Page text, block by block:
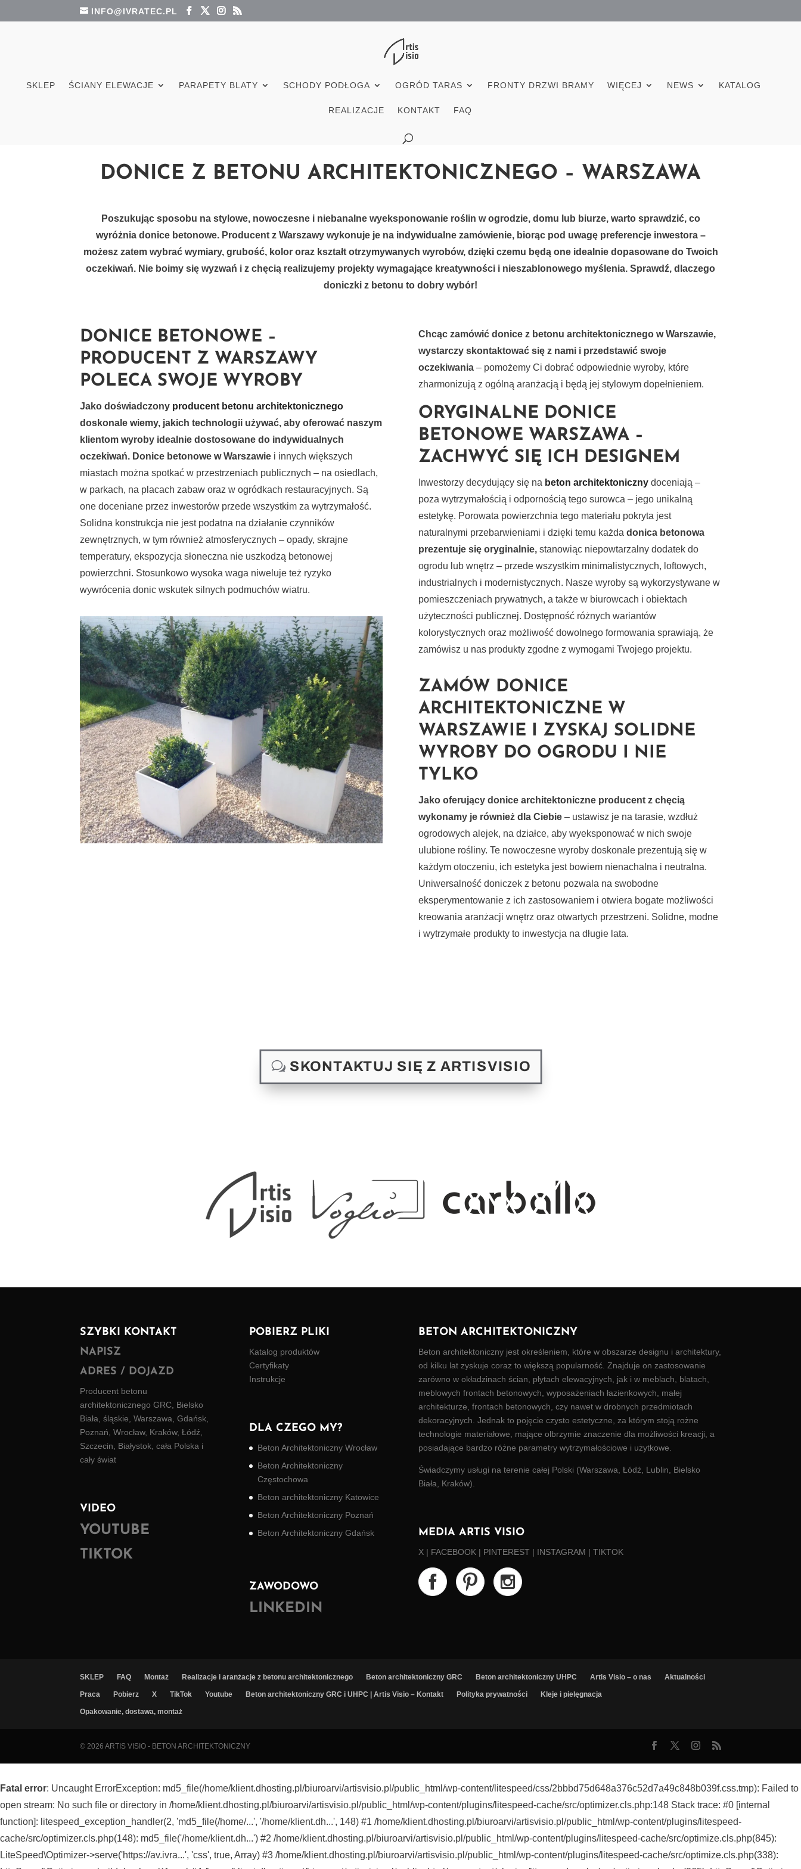
INFO@IVRATEC.PL
SKLEP ŚCIANY ELEWACJE PARAPETY BLATY SCHODY PODŁOGA OGRÓD TARAS FRONTY DRZWI BRAMY WIĘCEJ NEWS KATALOG
REALIZACJE KONTAKT FAQ
DONICE Z BETONU ARCHITEKTONICZNEGO – WARSZAWA
Poszukując sposobu na stylowe, nowoczesne i niebanalne wyeksponowanie roślin w ogrodzie, domu lub biurze, warto sprawdzić, co
wyróżnia donice betonowe. Producent z Warszawy wykonuje je na indywidualne zamówienie, biorąc pod uwagę preferencje inwestora –
możesz zatem wybrać wymiary, grubość, kolor oraz kształt otrzymywanych wyrobów, dzięki czemu będą one idealnie dopasowane do Twoich
oczekiwań. Nie boimy się wyzwań i z chęcią realizujemy projekty wymagające kreatywności i nieszablonowego myślenia. Sprawdź, dlaczego
doniczki z betonu to dobry wybór!
DONICE BETONOWE –
PRODUCENT Z WARSZAWY
POLECA SWOJE WYROBY
Jako doświadczony producent betonu architektonicznego
doskonale wiemy, jakich technologii używać, aby oferować naszym
klientom wyroby idealnie dostosowane do indywidualnych
oczekiwań. Donice betonowe w Warszawie i innych większych
miastach można spotkać w przestrzeniach publicznych – na osiedlach,
w parkach, na placach zabaw oraz w ogródkach restauracyjnych. Są
one doceniane przez inwestorów przede wszystkim za wytrzymałość.
Solidna konstrukcja nie jest podatna na działanie czynników
zewnętrznych, w tym również atmosferycznych – opady, skrajne
temperatury, ekspozycja słoneczna nie uszkodzą betonowej
powierzchni. Stosunkowo wysoka waga niweluje też ryzyko
wywrócenia donic wskutek silnych podmuchów wiatru.
Chcąc zamówić donice z betonu architektonicznego w Warszawie,
wystarczy skontaktować się z nami i przedstawić swoje
oczekiwania– pomożemy Ci dobrać odpowiednie wyroby, które
zharmonizują z ogólną aranżacją i będą jej stylowym dopełnieniem.
ORYGINALNE DONICE
BETONOWE WARSZAWA –
ZACHWYĆ SIĘ ICH DESIGNEM
Inwestorzy decydujący się na beton architektoniczny doceniają –
poza wytrzymałością i odpornością tego surowca – jego unikalną
estetykę. Porowata powierzchnia tego materiału pokryta jest
naturalnymi przebarwieniami i dzięki temu każda donica betonowa
prezentuje się oryginalnie,stanowiąc niepowtarzalny dodatek do
ogrodu lub wnętrz – przede wszystkim minimalistycznych, loftowych,
industrialnych i modernistycznych. Nasze wyroby są wykorzystywane w
pomieszczeniach prywatnych, a także w biurowcach i obiektach
użyteczności publicznej. Dostępność różnych wariantów
kolorystycznych oraz możliwość dowolnego formowania sprawiają, że
zamówisz u nas produkty zgodne z wymogami Twojego projektu.
ZAMÓW DONICE
ARCHITEKTONICZNE W
WARSZAWIE I ZYSKAJ SOLIDNE
WYROBY DO OGRODU I NIE
TYLKO
Jako oferujący donice architektoniczne producentz chęcią
wykonamy je również dla Ciebie– ustawisz je na tarasie, wzdłuż
ogrodowych alejek, na działce, aby wyeksponować w nich swoje
ulubione rośliny. Te nowoczesne wyroby doskonale prezentują się w
każdym otoczeniu, ich estetyka jest bowiem nienachalna i neutralna.
Uniwersalność doniczek z betonu pozwala na swobodne
eksperymentowanie z ich zastosowaniem i otwiera bogate możliwości
kreowania aranżacji wnętrz oraz otwartych przestrzeni. Solidne, modne
i wytrzymałe produkty to inwestycja na długie lata.
SKONTAKTUJ SIĘ Z ARTISVISIO
SZYBKI KONTAKT
NAPISZ
ADRES / DOJAZD
Producent betonu
architektonicznego GRC, Bielsko
Biała, śląskie, Warszawa, Gdańsk,
Poznań, Wrocław, Kraków, Łódź,
Szczecin, Białystok, cała Polska i
cały świat
VIDEO
YOUTUBE
TIKTOK
POBIERZ PLIKI
Katalog produktów
Certyfikaty
Instrukcje
DLA CZEGO MY?
Beton Architektoniczny Wrocław
Beton Architektoniczny
Częstochowa
Beton architektoniczny Katowice
Beton Architektoniczny Poznań
Beton Architektoniczny Gdańsk
ZAWODOWO
LINKEDIN
BETON ARCHITEKTONICZNY
Beton architektonicznyjest określeniem, które w obszarze designu i architektury,
od kilku lat zyskuje coraz to większą popularność. Znajduje on zastosowanie
zarówno w okładzinach ścian, płytach elewacyjnych, jak i w meblach, blatach,
meblowych frontach betonowych, wyposażeniach łazienkowych, małej
architekturze, frontach betonowych, czy nawet w drobnych przedmiotach
dekoracyjnych. Jednak to pojęcie czysto estetyczne, za którym stoją rożne
technologie materiałowe, mające olbrzymie znaczenie dla możliwości kreacji, a
posiadające bardzo różne parametry wytrzymałościowe i użytkowe.
Świadczymy usługi na terenie całej Polski (Warszawa, Łódź, Lublin, Bielsko
Biała, Kraków).
MEDIA ARTIS VISIO
X| FACEBOOK | PINTEREST| INSTAGRAM | TIKTOK
SKLEP FAQ Montaż Realizacje i aranżacje z betonu architektonicznego Beton architektoniczny GRC Beton architektoniczny UHPC Artis Visio – o nas Aktualności
Praca Pobierz X TikTok Youtube Beton architektoniczny GRC i UHPC | Artis Visio – Kontakt Polityka prywatności Kleje i pielęgnacja
Opakowanie, dostawa, montaż
© 2026ARTIS VISIO - BETON ARCHITEKTONICZNY
Fatal error: Uncaught ErrorException: md5_file(/home/klient.dhosting.pl/biuroarvi/artisvisio.pl/public_html/wp-content/litespeed/css/2bbbd75d648a376c52d7a49c848b039f.css.tmp): Failed to
open stream: No such file or directory in /home/klient.dhosting.pl/biuroarvi/artisvisio.pl/public_html/wp-content/plugins/litespeed-cache/src/optimizer.cls.php:148 Stack trace: #0 [internal
function]: litespeed_exception_handler(2, 'md5_file(/home/...', '/home/klient.dh...', 148) #1 /home/klient.dhosting.pl/biuroarvi/artisvisio.pl/public_html/wp-content/plugins/litespeed-
cache/src/optimizer.cls.php(148): md5_file('/home/klient.dh...') #2 /home/klient.dhosting.pl/biuroarvi/artisvisio.pl/public_html/wp-content/plugins/litespeed-cache/src/optimize.cls.php(845):
LiteSpeed\Optimizer->serve('https://av.ivra...', 'css', true, Array) #3 /home/klient.dhosting.pl/biuroarvi/artisvisio.pl/public_html/wp-content/plugins/litespeed-cache/src/optimize.cls.php(338):